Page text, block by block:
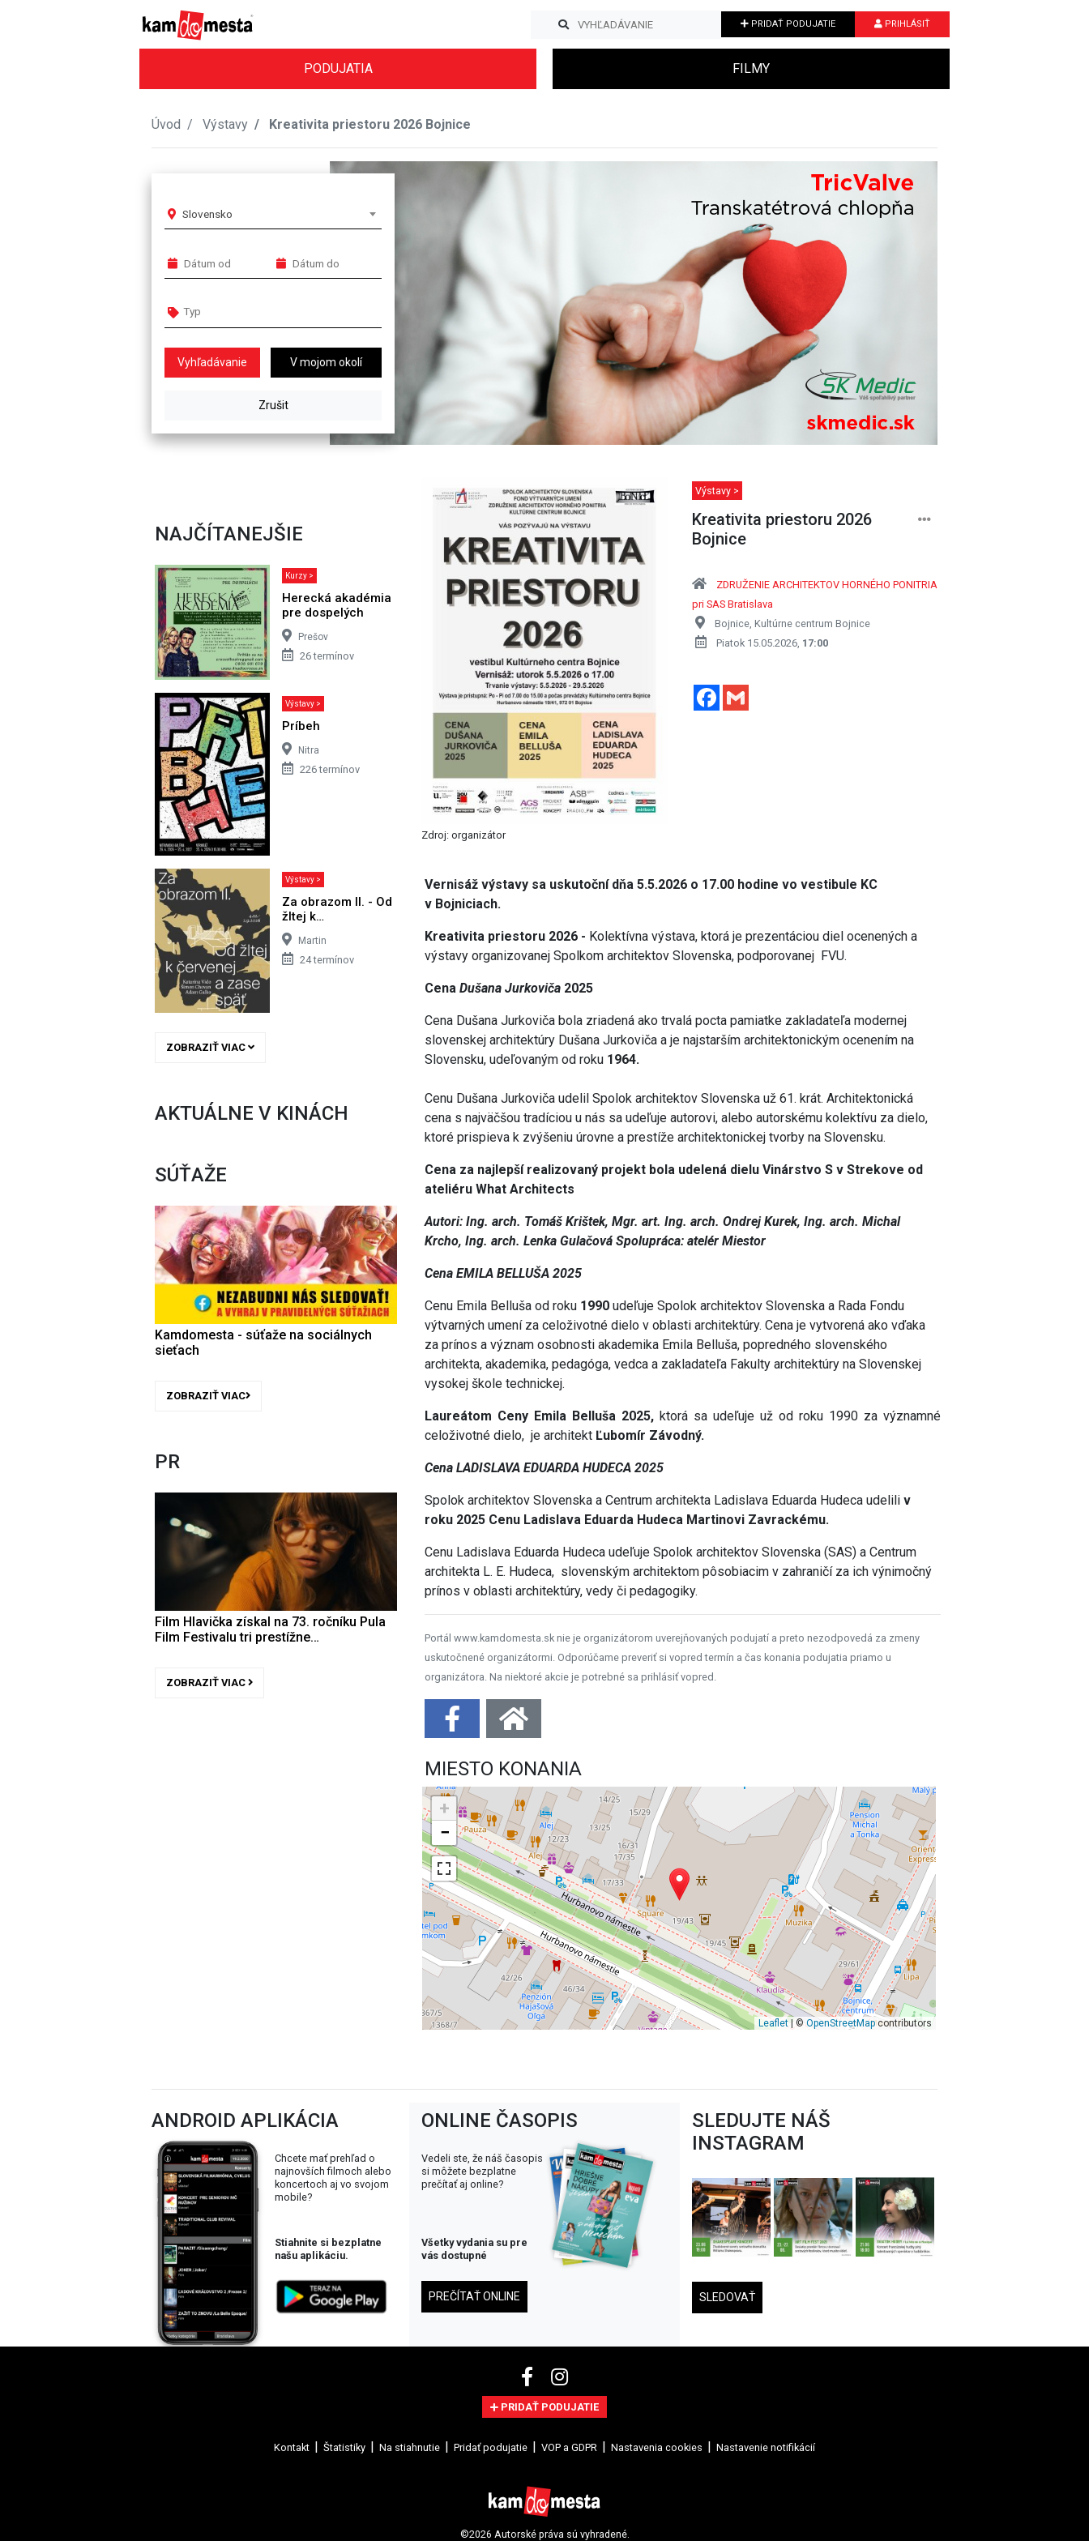
PRIDAŤ PODUJATIE PRIHLÁSIŤ
PODUJATIA FILMY
Úvod Výstavy Kreativita priestoru 2026 Bojnice
Slovensko
V mojom okolí
NAJČÍTANEJŠIE
Kurzy >
Herecká akadémia
pre dospelých
Prešov
26 termínov
Výstavy >
Príbeh
Nitra
226 termínov
Výstavy >
Za obrazom II. - Od
žltej k…
Martin
24 termínov
ZOBRAZIŤ VIAC
AKTUÁLNE V KINÁCH
SÚŤAŽE
Kamdomesta - súťaže na sociálnych
sieťach
ZOBRAZIŤ VIAC
PR
Film Hlavička získal na 73. ročníku Pula
Film Festivalu tri prestížne…
ZOBRAZIŤ VIAC
Zdroj: organizátor
Výstavy >
Kreativita priestoru 2026
Bojnice
ZDRUŽENIE ARCHITEKTOV HORNÉHO PONITRIA
pri SAS Bratislava
Bojnice, Kultúrne centrum Bojnice
Piatok 15.05.2026, 17:00
Facebook
Vernisáž výstavy sa uskutoční dňa 5.5.2026 o 17.00 hodine vo vestibule KC
v Bojniciach.
Kreativita priestoru 2026 - Kolektívna výstava, ktorá je prezentáciou diel ocenených a
výstavy organizovanej Spolkom architektov Slovenska, podporovanej FVU.
CenaDušana Jurkoviča 2025
Cena Dušana Jurkoviča bola zriadená ako trvalá pocta pamiatke zakladateľa modernej
slovenskej architektúry Dušana Jurkoviča a je najstarším architektonickým ocenením na
Slovensku, udeľovaným od roku 1964.
Cenu Dušana Jurkoviča udelil Spolok architektov Slovenska už 61. krát. Architektonická
cena s najväčšou tradíciou u nás sa udeľuje autorovi, alebo autorskému kolektívu za dielo,
ktoré prispieva k zvýšeniu úrovne a prestíže architektonickej tvorby na Slovensku.
Cena za najlepší realizovaný projekt bola udelená dielu Vinárstvo S v Strekove od
ateliéru What Architects
Autori: Ing. arch. Tomáš Krištek, Mgr. art. Ing. arch. Ondrej Kurek, Ing. arch. Michal
Krcho, Ing. arch. Lenka Gulačová Spolupráca: atelér Miestor
Cena EMILA BELLUŠA 2025
Cenu Emila Belluša od roku 1990 udeľuje Spolok architektov Slovenska a Rada Fondu
výtvarných umení za celoživotné dielo v oblasti architektúry. Cena je vytvorená ako vďaka
za prínos a význam osobnosti akademika Emila Belluša, popredného slovenského
architekta, akademika, pedagóga, vedca a zakladateľa Fakulty architektúry na Slovenskej
vysokej škole technickej.
Laureátom Ceny Emila Belluša 2025, ktorá sa udeľuje už od roku 1990 za významné
celoživotné dielo, je architekt Ľubomír Závodný.
Cena LADISLAVA EDUARDA HUDECA 2025
Spolok architektov Slovenska a Centrum architekta Ladislava Eduarda Hudeca udeliliv
roku 2025 Cenu Ladislava Eduarda Hudeca Martinovi Zavrackému.
Cenu Ladislava Eduarda Hudeca udeľuje Spolok architektov Slovenska (SAS) a Centrum
architekta L. E. Hudeca, slovenským architektom pôsobiacim v zahraničí za ich výnimočný
prínos v oblasti architektúry, vedy či pedagogiky.
Portál www.kamdomesta.sk nie je organizátorom uverejňovaných podujatí a preto nezodpovedá za zmeny
uskutočnené organizátormi. Odporúčame preveriť si vopred termín a čas konania podujatia priamo u
organizátora. Na niektoré akcie je potrebné sa prihlásiť vopred.
MIESTO KONANIA
+
−
Leaflet| © OpenStreetMapcontributors
ANDROID APLIKÁCIA
Chcete mať prehľad o
najnovších filmoch alebo
koncertoch aj vo svojom
mobile?
Stiahnite si bezplatne
našu aplikáciu.
ONLINE ČASOPIS
Vedeli ste, že náš časopis
si môžete bezplatne
prečítať aj online?
Všetky vydania su pre
vás dostupné
PREČÍTAŤ ONLINE
SLEDUJTE NÁŠ
INSTAGRAM
SLEDOVAŤ
PRIDAŤ PODUJATIE
Kontakt Štatistiky Na stiahnutie Pridať podujatie VOP a GDPR Nastavenia cookies Nastavenie notifikácií
©2026 Autorské práva sú vyhradené.